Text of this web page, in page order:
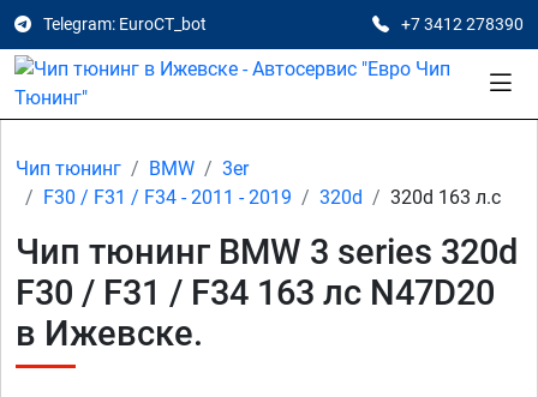
Telegram: EuroCT_bot +7 3412 278390
Чип тюнинг BMW
3er
F30 / F31 / F34 - 2011 - 2019
320d 320d 163 л.с
Чип тюнинг BMW 3 series 320d
F30 / F31 / F34 163 лс N47D20
в Ижевске.